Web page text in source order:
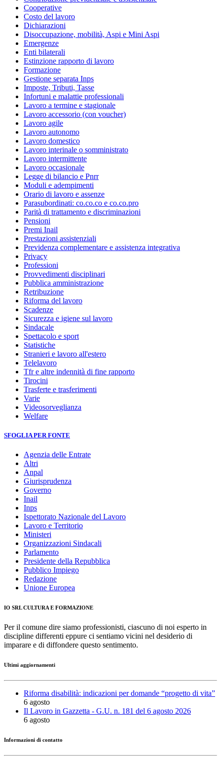
Cooperative
Costo del lavoro
Dichiarazioni
Disoccupazione, mobilità, Aspi e Mini Aspi
Emergenze
Enti bilaterali
Estinzione rapporto di lavoro
Formazione
Gestione separata Inps
Imposte, Tributi, Tasse
Infortuni e malattie professionali
Lavoro a termine e stagionale
Lavoro accessorio (con voucher)
Lavoro agile
Lavoro autonomo
Lavoro domestico
Lavoro interinale o somministrato
Lavoro intermittente
Lavoro occasionale
Legge di bilancio e Pnrr
Moduli e adempimenti
Orario di lavoro e assenze
Parasubordinati: co.co.co e co.co.pro
Parità di trattamento e discriminazioni
Pensioni
Premi Inail
Prestazioni assistenziali
Previdenza complementare e assistenza integrativa
Privacy
Professioni
Provvedimenti disciplinari
Pubblica amministrazione
Retribuzione
Riforma del lavoro
Scadenze
Sicurezza e igiene sul lavoro
Sindacale
Spettacolo e sport
Statistiche
Stranieri e lavoro all'estero
Telelavoro
Tfr e altre indennità di fine rapporto
Tirocini
Trasferte e trasferimenti
Varie
Videosorveglianza
Welfare
SFOGLIA PER FONTE
Agenzia delle Entrate
Altri
Anpal
Giurisprudenza
Governo
Inail
Inps
Ispettorato Nazionale del Lavoro
Lavoro e Territorio
Ministeri
Organizzazioni Sindacali
Parlamento
Presidente della Repubblica
Pubblico Impiego
Redazione
Unione Europea
IO SRL CULTURA E FORMAZIONE
Per il comune dire siamo professionisti, ciascuno di noi esperto in
discipline differenti eppure ci sentiamo vicini nel desiderio di
imparare e di diffondere questo sentimento.
Ultimi aggiornamenti
Riforma disabilità: indicazioni per domande “progetto di vita”
6 agosto
Il Lavoro in Gazzetta - G.U. n. 181 del 6 agosto 2026
6 agosto
Informazioni di contatto